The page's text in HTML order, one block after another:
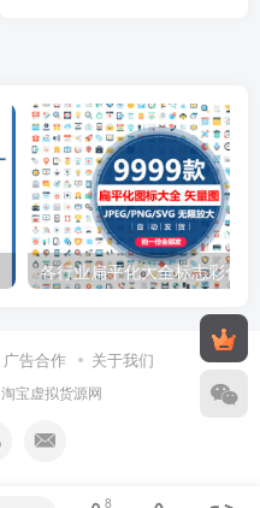
广告合作 关于我们
淘宝虚拟货源网
8